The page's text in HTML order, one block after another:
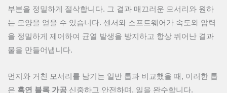
부분을 정밀하게 절삭합니다. 그 결과 매끄러운 모서리와 원하
는 모양을 얻을 수 있습니다. 센서와 소프트웨어가 속도와 압력
을 정밀하게 제어하여 균열 발생을 방지하고 항상 뛰어난 결과
물을 만들어냅니다.
먼지와 거친 모서리를 남기는 일반 톱과 비교했을 때, 이러한 톱
은 흑연 블록 가공 신중하고 안전하며, 일을 완수합니다.